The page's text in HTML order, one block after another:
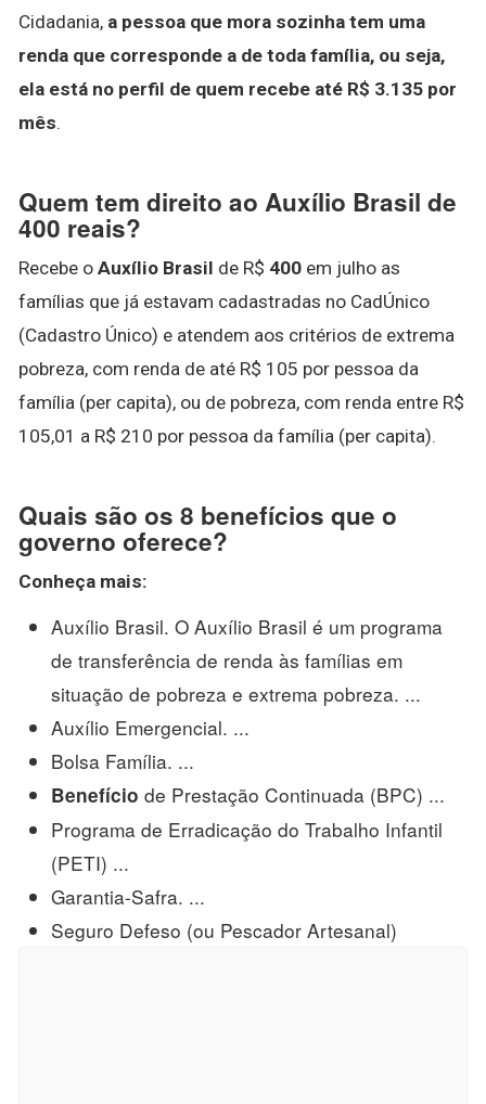
Cidadania, a pessoa que mora sozinha tem uma
renda que corresponde a de toda família, ou seja,
ela está no perfil de quem recebe até R$ 3.135 por
mês.
Quem tem direito ao Auxílio Brasil de
400 reais?
Recebe o Auxílio Brasil de R$ 400 em julho as
famílias que já estavam cadastradas no CadÚnico
(Cadastro Único) e atendem aos critérios de extrema
pobreza, com renda de até R$ 105 por pessoa da
família (per capita), ou de pobreza, com renda entre R$
105,01 a R$ 210 por pessoa da família (per capita).
Quais são os 8 benefícios que o
governo oferece?
Conheça mais:
Auxílio Brasil. O Auxílio Brasil é um programa
de transferência de renda às famílias em
situação de pobreza e extrema pobreza. ...
Auxílio Emergencial. ...
Bolsa Família. ...
Benefício de Prestação Continuada (BPC) ...
Programa de Erradicação do Trabalho Infantil
(PETI) ...
Garantia-Safra. ...
Seguro Defeso (ou Pescador Artesanal)